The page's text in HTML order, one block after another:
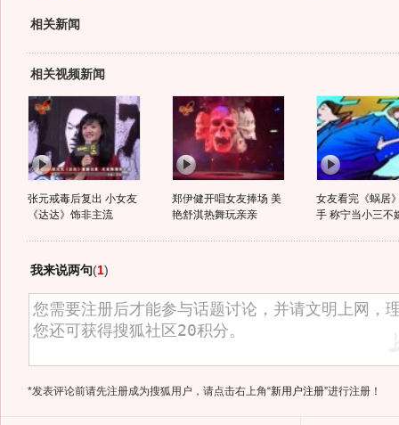
相关新闻
相关视频新闻
张元戒毒后复出 小女友
《达达》饰非主流
郑伊健开唱女友捧场 美
艳舒淇热舞玩亲亲
女友看完《蜗居
手 称宁当小三不
我来说两句(1)
*发表评论前请先注册成为搜狐用户，请点击右上角“新用户注册”进行注册！